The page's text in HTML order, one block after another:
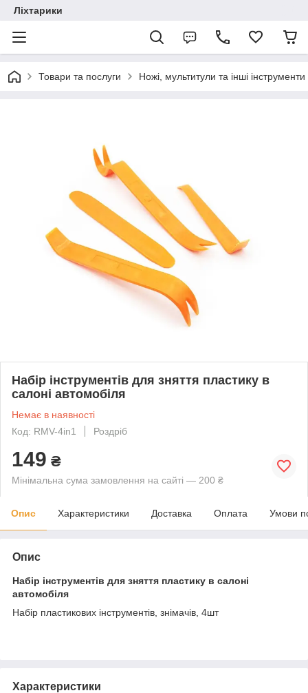
Ліхтарики
Товари та послуги Ножі, мультитули та інші інструменти
Набір інструментів для зняття пластику в
салоні автомобіля
Немає в наявності
Код: RMV-4in1
Роздріб
149 ₴
Мінімальна сума замовлення на сайті — 200 ₴
Опис Характеристики Доставка Оплата Умови
Опис
Набір інструментів для зняття пластику в салоні
автомобіля
Набір пластикових інструментів, знімачів, 4шт
Характеристики